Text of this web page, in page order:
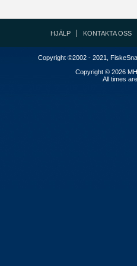
HJÄLP KONTAKTA OSS
Copyright ©2002 - 2021,
Copyright © 2026
All times